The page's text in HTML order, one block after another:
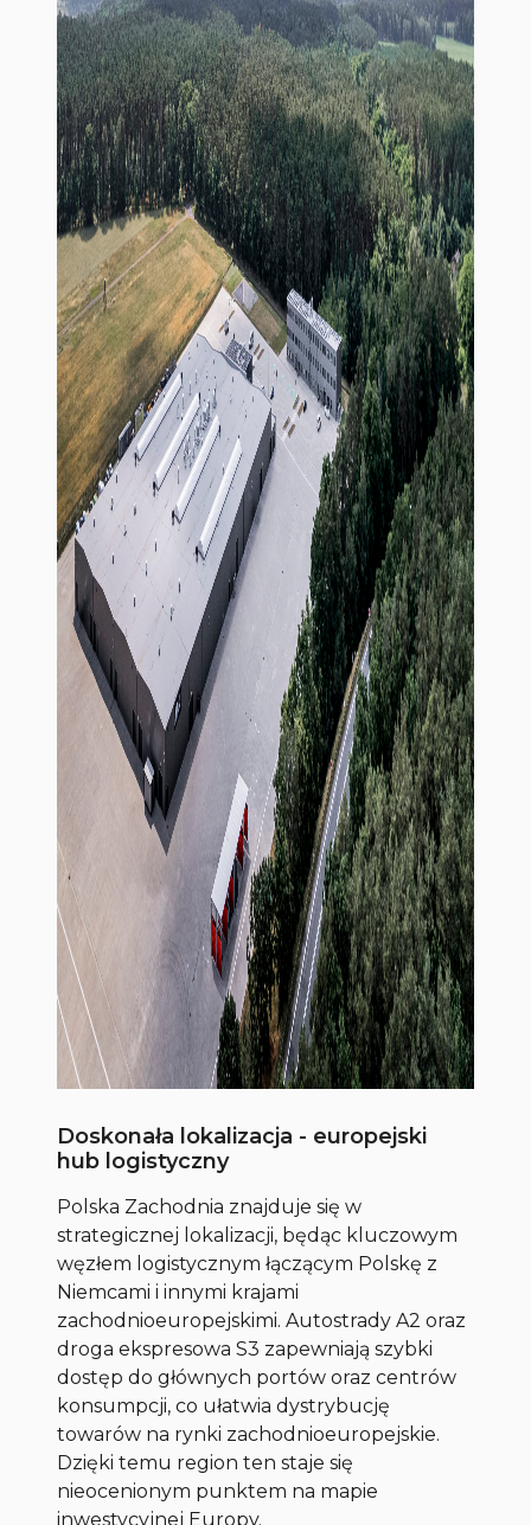
Doskonała lokalizacja - europejski
hub logistyczny
Polska Zachodnia znajduje się w
strategicznej lokalizacji, będąc kluczowym
węzłem logistycznym łączącym Polskę z
Niemcami i innymi krajami
zachodnioeuropejskimi. Autostrady A2 oraz
droga ekspresowa S3 zapewniają szybki
dostęp do głównych portów oraz centrów
konsumpcji, co ułatwia dystrybucję
towarów na rynki zachodnioeuropejskie.
Dzięki temu region ten staje się
nieocenionym punktem na mapie
inwestycyjnej Europy.